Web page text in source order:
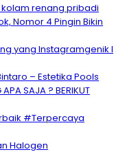
renang pribadi
Nomor 4 Pingin Bikin
yang Instagramgenik I
– Estetika Pools
SAJA ? BERIKUT
#Terpercaya
Halogen